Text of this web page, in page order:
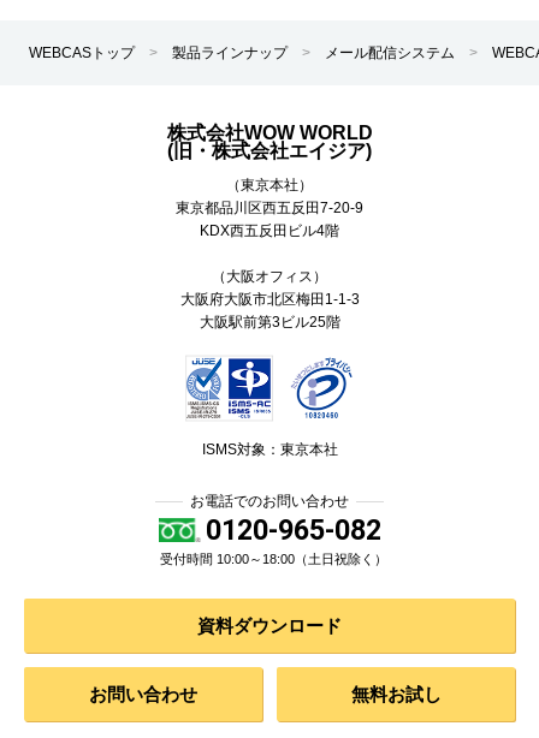
WEBCASトップ > 製品ラインナップ > メール配信システム >
株式会社WOW WORLD
(旧・株式会社エイジア)
（東京本社）
東京都品川区西五反田7-20-9
KDX西五反田ビル4階
（大阪オフィス）
大阪府大阪市北区梅田1-1-3
大阪駅前第3ビル25階
ISMS対象：東京本社
お電話でのお問い合わせ
0120-965-082
受付時間 10:00～18:00（土日祝除く）
資料ダウンロード
お問い合わせ 無料お試し